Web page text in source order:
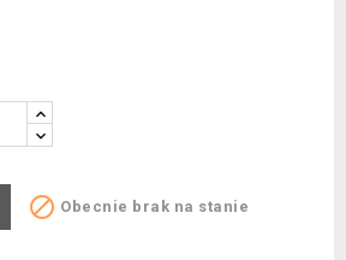
 Obecnie brak na stanie